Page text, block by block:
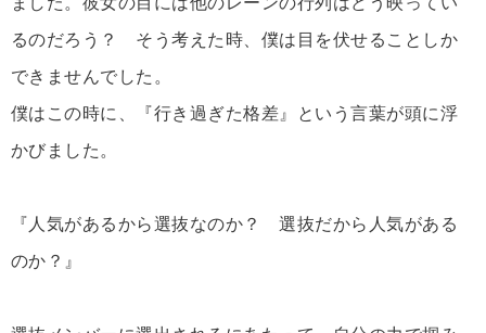
るのだろう？ そう考えた時、僕は目を伏せることしか
できませんでした。
僕はこの時に、『行き過ぎた格差』という言葉が頭に浮
かびました。
『人気があるから選抜なのか？ 選抜だから人気がある
のか？』